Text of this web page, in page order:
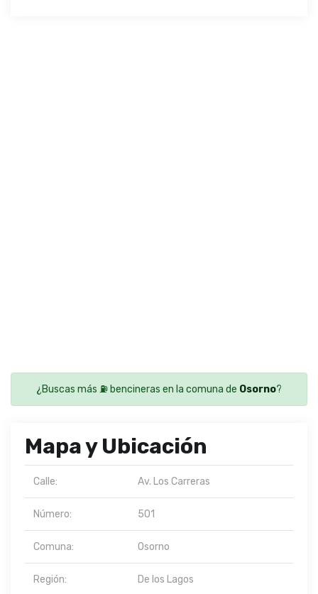
¿Buscas más ⛽ bencineras en la comuna de Osorno?
Mapa y Ubicación
Calle: Av. Los Carreras
Número: 501
Comuna: Osorno
Región: De los Lagos